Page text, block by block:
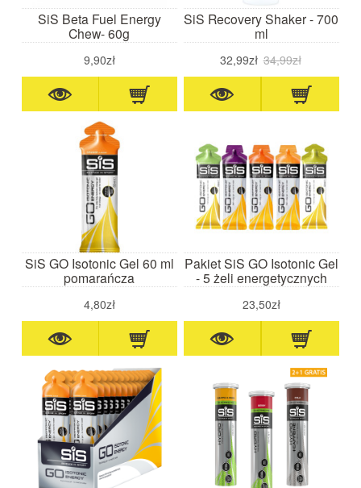
SiS Beta Fuel Energy
Chew- 60g
9,90zł
SiS Recovery Shaker - 700
ml
32,99zł 34,99zł
SiS GO Isotonic Gel 60 ml
pomarańcza
4,80zł
Pakiet SiS GO Isotonic Gel
- 5 żeli energetycznych
23,50zł